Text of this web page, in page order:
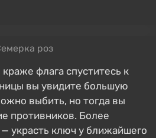
роз
флага спуститесь к
вы увидите большую
выбить, но тогда вы
противников. Более
украсть ключ у ближайшего